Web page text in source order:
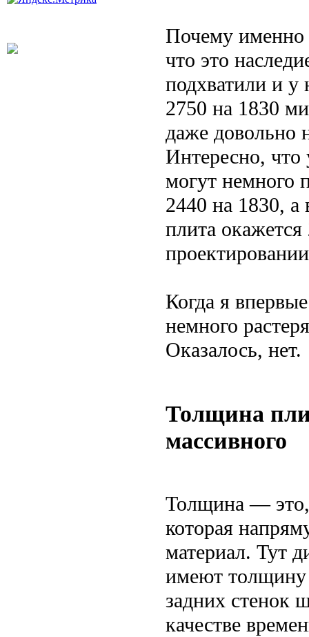
Почему именно
что это
подхватили и
2750 на 1830
даже довольно
Интересно, что
могут немного
2440 на 1830, а
плита
Когда я
немного
Оказалось, нет.
Толщина
массивного
Толщина — это,
которая
материал. Тут
имеют
задних
качестве